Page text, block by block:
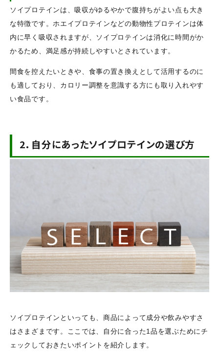
ソイプロテインは、吸収がゆるやかで腹持ちがよい点も大き
な特徴です。ホエイプロテインなどの動物性プロテインは体
内に早く吸収されますが、ソイプロテインは消化に時間がか
かるため、満足感が持続しやすいとされています。
間食を控えたいときや、食事の置き換えとして活用するのに
も適しており、カロリー調整を意識する方にも取り入れやす
い食品です。
2. 自分にあったソイプロテインの選び方
ソイプロテインといっても、商品によって成分や飲みやすさ
はさまざまです。ここでは、自分に合った1品を選ぶためにチ
ェックしておきたいポイントを紹介します。